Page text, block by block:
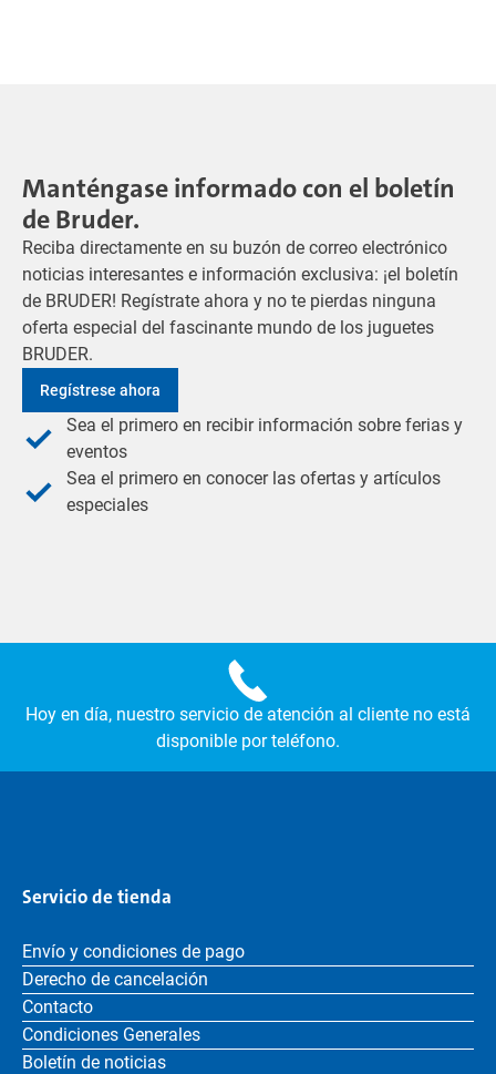
Manténgase informado con el boletín
de Bruder.
Reciba directamente en su buzón de correo electrónico
noticias interesantes e información exclusiva: ¡el boletín
de BRUDER! Regístrate ahora y no te pierdas ninguna
oferta especial del fascinante mundo de los juguetes
BRUDER.
Regístrese ahora
Sea el primero en recibir información sobre ferias y
eventos
Sea el primero en conocer las ofertas y artículos
especiales
Hoy en día, nuestro servicio de atención al cliente no está
disponible por teléfono.
Servicio de tienda
Envío y condiciones de pago
Derecho de cancelación
Contacto
Condiciones Generales
Boletín de noticias